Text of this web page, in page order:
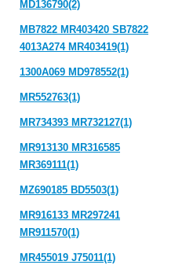
MD136790(2)
MB7822 MR403420 SB7822
4013A274 MR403419(1)
1300A069 MD978552(1)
MR552763(1)
MR734393 MR732127(1)
MR913130 MR316585
MR369111(1)
MZ690185 BD5503(1)
MR916133 MR297241
MR911570(1)
MR455019 J75011(1)